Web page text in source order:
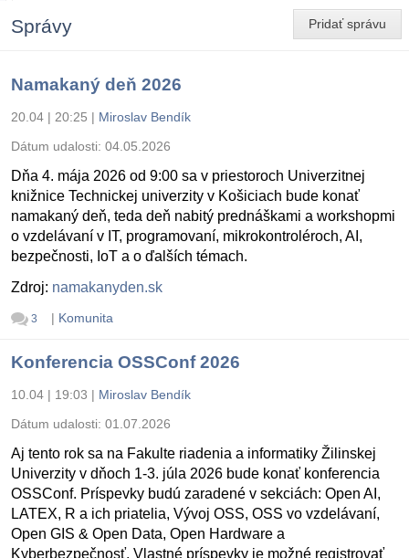
Pridať správu
Správy
Namakaný deň 2026
20.04 | 20:25 | Miroslav Bendík
Dátum udalosti: 04.05.2026
Dňa 4. mája 2026 od 9:00 sa v priestoroch Univerzitnej
knižnice Technickej univerzity v Košiciach bude konať
namakaný deň, teda deň nabitý prednáškami a workshopmi
o vzdelávaní v IT, programovaní, mikrokontroléroch, AI,
bezpečnosti, IoT a o ďalších témach.
Zdroj: namakanyden.sk
3 | Komunita
Konferencia OSSConf 2026
10.04 | 19:03 | Miroslav Bendík
Dátum udalosti: 01.07.2026
Aj tento rok sa na Fakulte riadenia a informatiky Žilinskej
Univerzity v dňoch 1-3. júla 2026 bude konať konferencia
OSSConf. Príspevky budú zaradené v sekciách: Open AI,
LATEX, R a ich priatelia, Vývoj OSS, OSS vo vzdelávaní,
Open GIS & Open Data, Open Hardware a
Kyberbezpečnosť. Vlastné príspevky je možné registrovať